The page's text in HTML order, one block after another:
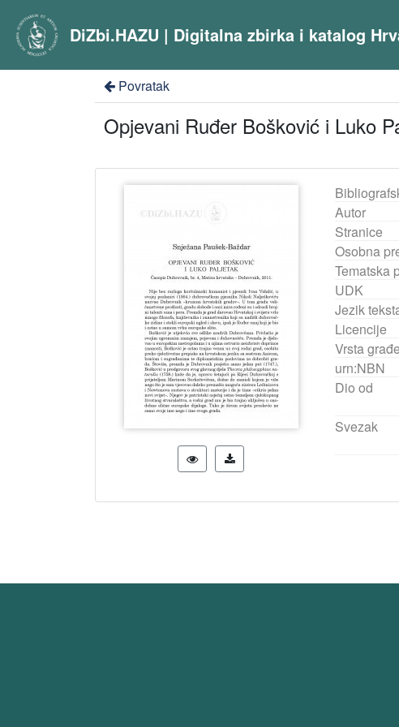
DiZbi.HAZU | Digitalna zbirka i katalog
Povratak
Opjevani Ruđer Bošković i Luko
Autor
Stranice
Osobna
Tematska
UDK
Jezik
Licencije
Vrsta građe
urn:NBN
Dio od
Svezak